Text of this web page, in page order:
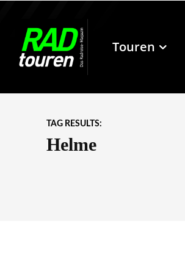
Touren
TAG RESULTS:
Helme